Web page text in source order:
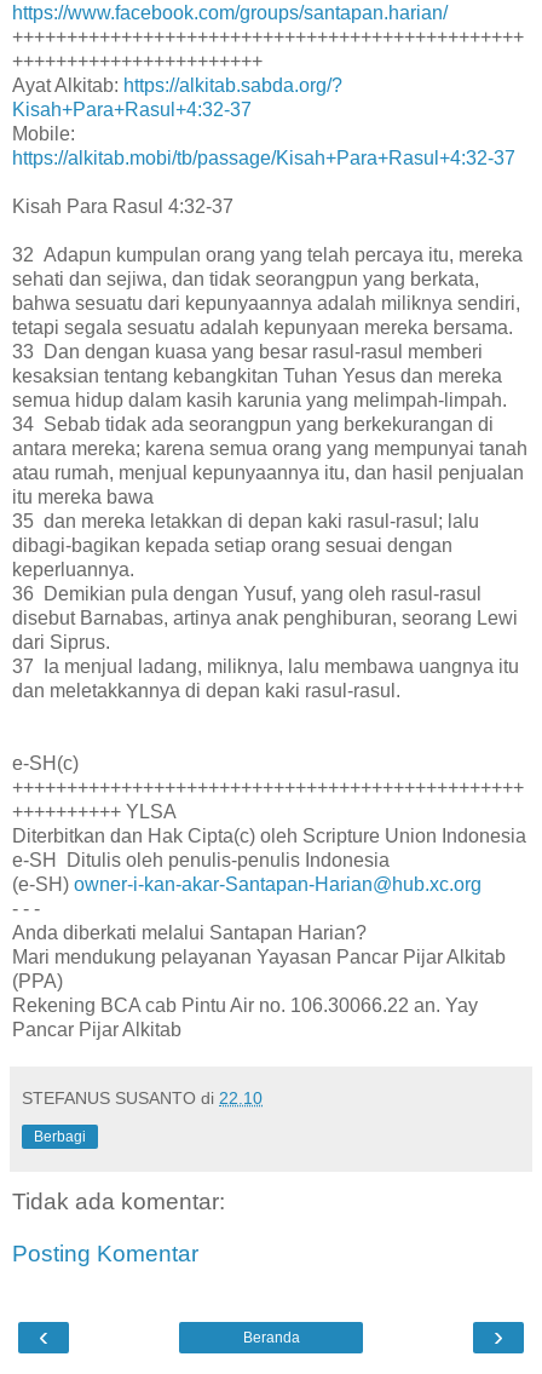
https://www.facebook.com/groups/santapan.harian/
+++++++++++++++++++++++++++++++++++++++++++++++
+++++++++++++++++++++++
Ayat Alkitab: https://alkitab.sabda.org/?
Kisah+Para+Rasul+4:32-37
Mobile:
https://alkitab.mobi/tb/passage/Kisah+Para+Rasul+4:32-37
Kisah Para Rasul 4:32-37
32 Adapun kumpulan orang yang telah percaya itu, mereka
sehati dan sejiwa, dan tidak seorangpun yang berkata,
bahwa sesuatu dari kepunyaannya adalah miliknya sendiri,
tetapi segala sesuatu adalah kepunyaan mereka bersama.
33 Dan dengan kuasa yang besar rasul-rasul memberi
kesaksian tentang kebangkitan Tuhan Yesus dan mereka
semua hidup dalam kasih karunia yang melimpah-limpah.
34 Sebab tidak ada seorangpun yang berkekurangan di
antara mereka; karena semua orang yang mempunyai tanah
atau rumah, menjual kepunyaannya itu, dan hasil penjualan
itu mereka bawa
35 dan mereka letakkan di depan kaki rasul-rasul; lalu
dibagi-bagikan kepada setiap orang sesuai dengan
keperluannya.
36 Demikian pula dengan Yusuf, yang oleh rasul-rasul
disebut Barnabas, artinya anak penghiburan, seorang Lewi
dari Siprus.
37 Ia menjual ladang, miliknya, lalu membawa uangnya itu
dan meletakkannya di depan kaki rasul-rasul.
e-SH(c)
+++++++++++++++++++++++++++++++++++++++++++++++
++++++++++ YLSA
Diterbitkan dan Hak Cipta(c) oleh Scripture Union Indonesia
e-SH Ditulis oleh penulis-penulis Indonesia
(e-SH) owner-i-kan-akar-Santapan-Harian@hub.xc.org
- - -
Anda diberkati melalui Santapan Harian?
Mari mendukung pelayanan Yayasan Pancar Pijar Alkitab
(PPA)
Rekening BCA cab Pintu Air no. 106.30066.22 an. Yay
Pancar Pijar Alkitab
STEFANUS SUSANTO di 22.10
Berbagi
Tidak ada komentar:
Posting Komentar
‹ ›
Beranda